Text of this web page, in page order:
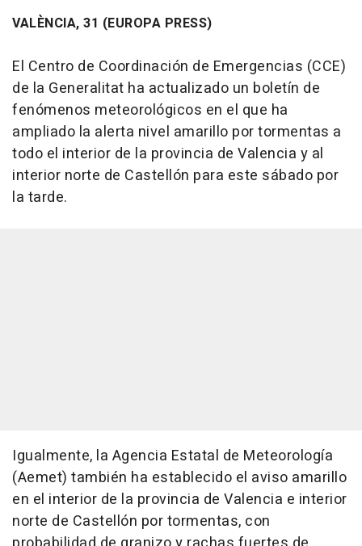
VALÈNCIA, 31 (EUROPA PRESS)
El Centro de Coordinación de Emergencias (CCE)
de la Generalitat ha actualizado un boletín de
fenómenos meteorológicos en el que ha
ampliado la alerta nivel amarillo por tormentas a
todo el interior de la provincia de Valencia y al
interior norte de Castellón para este sábado por
la tarde.
Igualmente, la Agencia Estatal de Meteorología
(Aemet) también ha establecido el aviso amarillo
en el interior de la provincia de Valencia e interior
norte de Castellón por tormentas, con